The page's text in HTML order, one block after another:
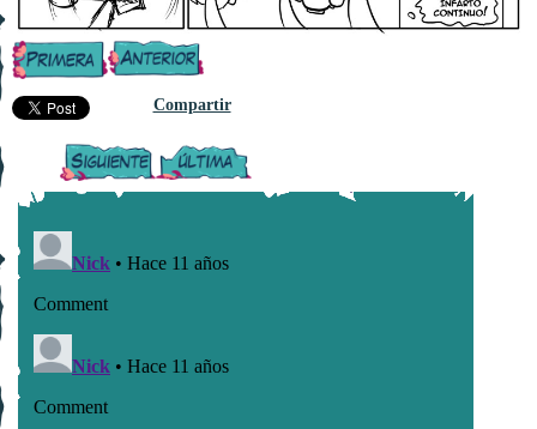
Compartir